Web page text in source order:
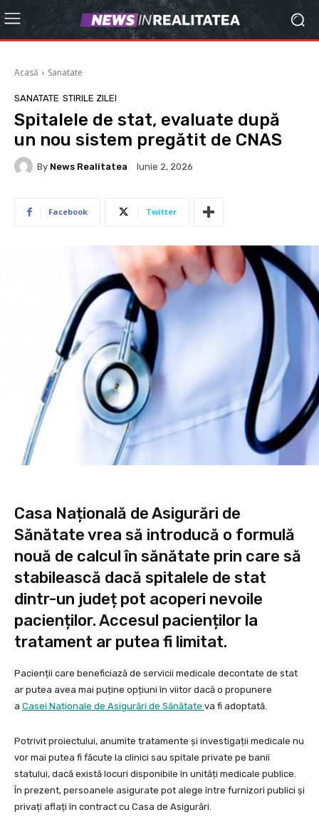
Acasă Sanatate
SANATATE STIRILE ZILEI
Spitalele de stat, evaluate după
un nou sistem pregătit de CNAS
By News Realitatea Iunie 2, 2026
Facebook Twitter
Casa Națională de Asigurări de
Sănătate vrea să introducă o formulă
nouă de calcul în sănătate prin care să
stabilească dacă spitalele de stat
dintr-un județ pot acoperi nevoile
pacienților. Accesul pacienților la
tratament ar putea fi limitat.
Pacienții care beneficiază de servicii medicale decontate de stat
ar putea avea mai puține opțiuni în viitor dacă o propunere
a Casei Naționale de Asigurări de Sănătate va fi adoptată.
Potrivit proiectului, anumite tratamente și investigații medicale nu
vor mai putea fi făcute la clinici sau spitale private pe banii
statului, dacă există locuri disponibile în unități medicale publice.
În prezent, persoanele asigurate pot alege între furnizori publici și
privați aflați în contract cu Casa de Asigurări.